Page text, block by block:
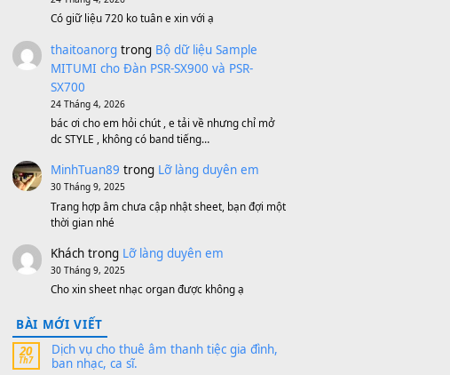
Cũ
1,200,000₫
MinhTuan89trong [CHIA SẺ] Bộ Dữ Liệu
– Sample MITUMI V1 Cho Đàn Yamaha
11 Tháng 7, 2026
https://vietkeyboard.vn/bo-du-lieu-sample-
mitumi-cho-dan-psr-sx900-psr-sx700/
thaibaoduong68trong Bộ dữ liệu Sample
MITUMI cho Đàn PSR-SX900 và PSR-
SX700
Có giữ liệu 720 ko tuân e xin với ạ
thaitoanorgtrong